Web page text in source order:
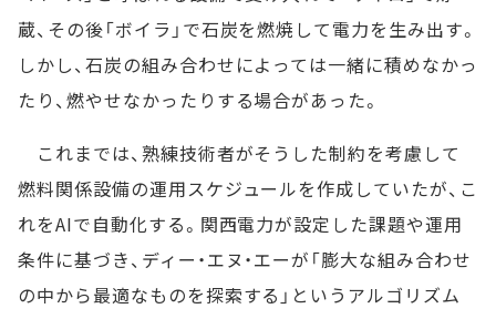
蔵、その後「ボイラ」で石炭を燃焼して電力を生み出す。
しかし、石炭の組み合わせによっては一緒に積めなかっ
たり、燃やせなかったりする場合があった。
これまでは、熟練技術者がそうした制約を考慮して
燃料関係設備の運用スケジュールを作成していたが、こ
れをAIで自動化する。関西電力が設定した課題や運用
条件に基づき、ディー・エヌ・エーが「膨大な組み合わせ
の中から最適なものを探索する」というアルゴリズム